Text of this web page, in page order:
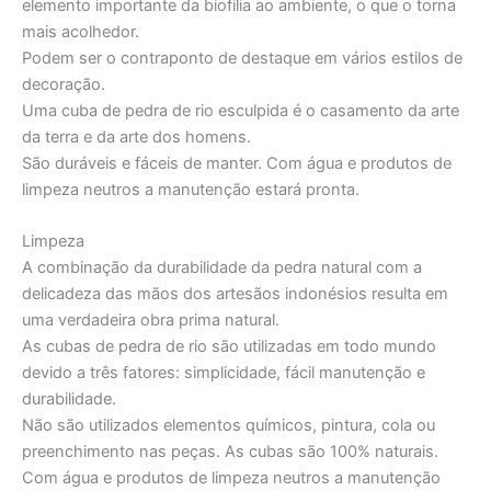
elemento importante da biofilia ao ambiente, o que o torna
mais acolhedor.
Podem ser o contraponto de destaque em vários estilos de
decoração.
Uma cuba de pedra de rio esculpida é o casamento da arte
da terra e da arte dos homens.
São duráveis e fáceis de manter. Com água e produtos de
limpeza neutros a manutenção estará pronta.
Limpeza
A combinação da durabilidade da pedra natural com a
delicadeza das mãos dos artesãos indonésios resulta em
uma verdadeira obra prima natural.
As cubas de pedra de rio são utilizadas em todo mundo
devido a três fatores: simplicidade, fácil manutenção e
durabilidade.
Não são utilizados elementos químicos, pintura, cola ou
preenchimento nas peças. As cubas são 100% naturais.
Com água e produtos de limpeza neutros a manutenção